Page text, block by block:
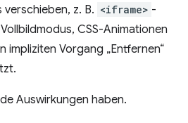
z. B. <iframe> -
CSS-Animationen
impliziten Vorgang „Entfernen“
Auswirkungen haben.